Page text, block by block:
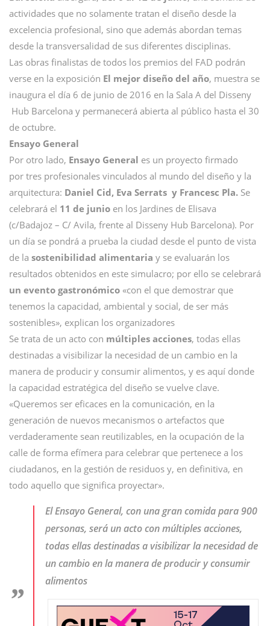
actividades que no solamente tratan el diseño desde la
excelencia profesional, sino que además abordan temas
desde la transversalidad de sus diferentes disciplinas.
Las obras finalistas de todos los premios del FAD podrán
verse en la exposición El mejor diseño del año, muestra se
inaugura el día 6 de junio de 2016 en la Sala A del Disseny
Hub Barcelona y permanecerá abierta al público hasta el 30
de octubre.
Ensayo General
Por otro lado, Ensayo General es un proyecto firmado
por tres profesionales vinculados al mundo del diseño y la
arquitectura: Daniel Cid, Eva Serrats y Francesc Pla. Se
celebrará el 11 de junio en los Jardines de Elisava
(c/Badajoz – C/ Avila, frente al Disseny Hub Barcelona). Por
un día se pondrá a prueba la ciudad desde el punto de vista
de la sostenibilidad alimentaria y se evaluarán los
resultados obtenidos en este simulacro; por ello se celebrará
un evento gastronómico «con el que demostrar que
tenemos la capacidad, ambiental y social, de ser más
sostenibles», explican los organizadores
Se trata de un acto con múltiples acciones, todas ellas
destinadas a visibilizar la necesidad de un cambio en la
manera de producir y consumir alimentos, y es aquí donde
la capacidad estratégica del diseño se vuelve clave.
«Queremos ser eficaces en la comunicación, en la
generación de nuevos mecanismos o artefactos que
verdaderamente sean reutilizables, en la ocupación de la
calle de forma efímera para celebrar que pertenece a los
ciudadanos, en la gestión de residuos y, en definitiva, en
todo aquello que significa proyectar».
El Ensayo General, con una gran comida para 900
personas, será un acto con múltiples acciones,
todas ellas destinadas a visibilizar la necesidad de
un cambio en la manera de producir y consumir
alimentos